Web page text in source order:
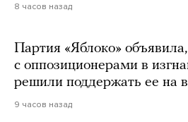
8 часов назад
Партия «Яблоко»
с оппозиционерами в
решили поддержать ее на
9 часов назад